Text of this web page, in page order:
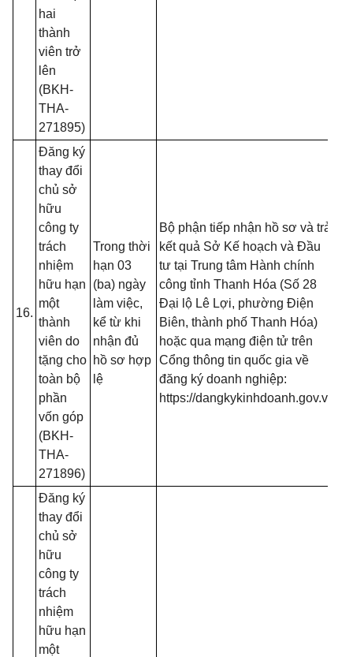
hai
thành
viên trở
lên
(BKH-
THA-
271895)
16.
Đăng ký
thay đổi
chủ sở
hữu
công ty
trách
nhiệm
hữu hạn
một
thành
viên do
tặng cho
toàn bộ
phần
vốn góp
(BKH-
THA-
271896)
Trong thời
hạn 03
(ba) ngày
làm việc,
kể từ khi
nhận đủ
hồ sơ hợp
lệ
Bộ phận tiếp nhận hồ sơ và trả
kết quả Sở Kế hoạch và Đầu
tư tại Trung tâm Hành chính
công tỉnh Thanh Hóa (Số 28
Đại lộ Lê Lợi, phường Điện
Biên, thành phố Thanh Hóa)
hoặc qua mạng điện tử trên
Cổng thông tin quốc gia về
đăng ký doanh nghiệp:
https://dangkykinhdoanh.gov.vn
Đăng ký
thay đổi
chủ sở
hữu
công ty
trách
nhiệm
hữu hạn
một